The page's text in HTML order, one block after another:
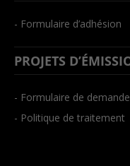
- Formulaire d’adhésion
PROJETS
- Formulaire de demande
- Politique de traitement